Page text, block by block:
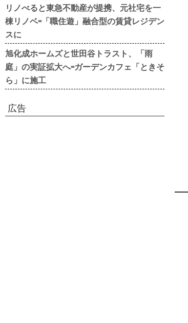
リノべると東急不動産が提携、元社宅を一
棟リノベ=「職住遊」融合型の賃貸レジデン
スに
旭化成ホームズと世田谷トラスト、「雨
庭」の実証拡大へ=ガーデンカフェ「ときそ
ら」に施工
広告